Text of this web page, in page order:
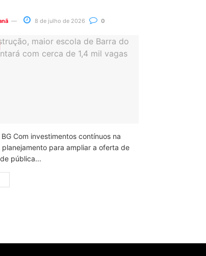
8 de julho de 2026 0
Com investimentos contínuos na
planejamento para ampliar a oferta de
pública...